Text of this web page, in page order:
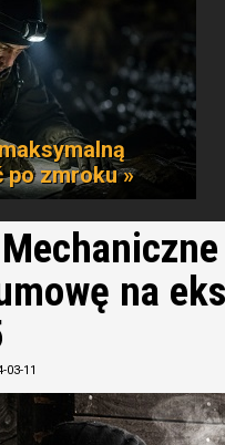
po zmroku »
na
03-11